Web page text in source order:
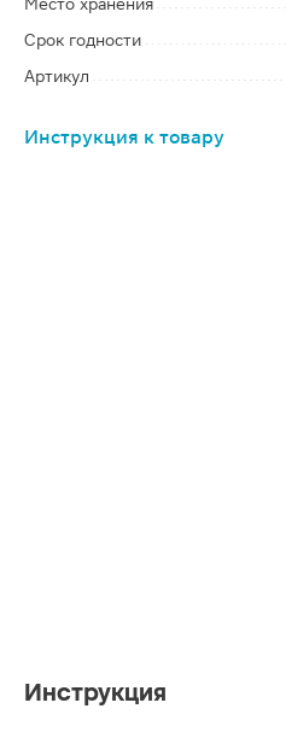
Срок годности
Артикул
Инструкция к товару
Инструкция